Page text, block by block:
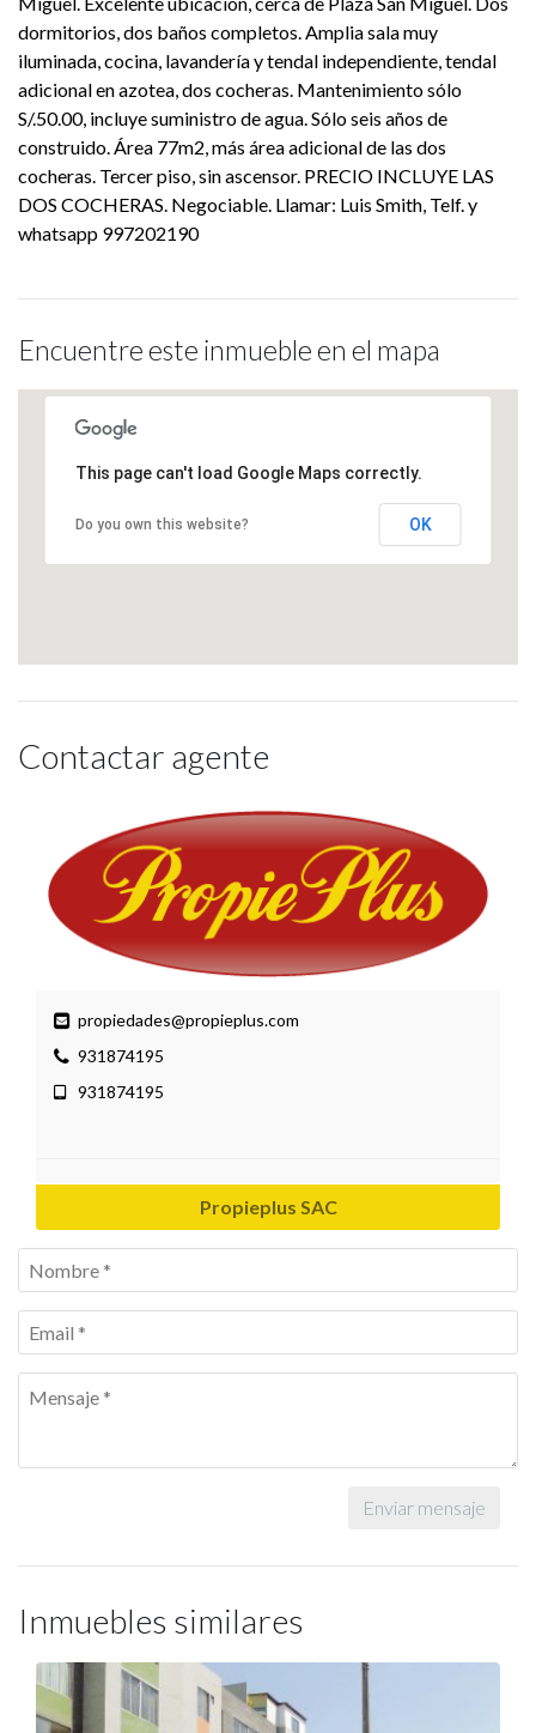
dormitorios, dos baños completos. Amplia sala muy
iluminada, cocina, lavandería y tendal independiente, tendal
adicional en azotea, dos cocheras. Mantenimiento sólo
S/.50.00, incluye suministro de agua. Sólo seis años de
construido. Área 77m2, más área adicional de las dos
cocheras. Tercer piso, sin ascensor. PRECIO INCLUYE LAS
DOS COCHERAS. Negociable. Llamar: Luis Smith, Telf. y
whatsapp 997202190
Encuentre este inmueble en el mapa
This page can't load Google Maps correctly.
Do you own this website? OK
Contactar agente
propiedades@propieplus.com
931874195
931874195
Propieplus SAC
Enviar mensaje
Inmuebles similares